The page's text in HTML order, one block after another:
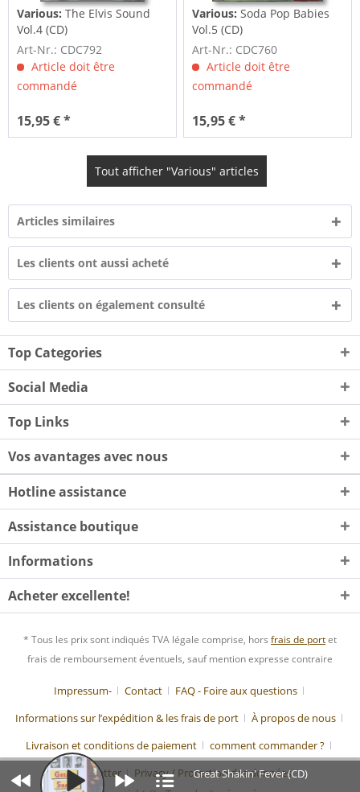
Various: The Elvis Sound
Vol.4 (CD)
Art-Nr.: CDC792
Article doit être
commandé
15,95 € *
Various: Soda Pop Babies
Vol.5 (CD)
Art-Nr.: CDC760
Article doit être
commandé
15,95 € *
Tout afficher "Various" articles
Articles similaires
Les clients ont aussi acheté
Les clients on également consulté
Top Categories
Social Media
Top Links
Vos avantages avec nous
Hotline assistance
Assistance boutique
Informations
Acheter excellente!
* Tous les prix sont indiqués TVA légale comprise, hors frais de portet
frais de remboursement éventuels, sauf mention expresse contraire
Impressum- Contact
FAQ - Foire aux questions
Informations sur l’expédition & les frais de port
À propos de nous
Livraison et conditions de paiement
comment commander ?
Newsletter
Privacy / Protection des données
Great Shakin' Fever (CD)